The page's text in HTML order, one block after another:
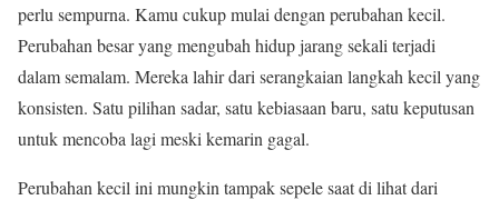
perlu sempurna. Kamu cukup mulai dengan perubahan kecil.
Perubahan besar yang mengubah hidup jarang sekali terjadi
dalam semalam. Mereka lahir dari serangkaian langkah kecil yang
konsisten. Satu pilihan sadar, satu kebiasaan baru, satu keputusan
untuk mencoba lagi meski kemarin gagal.
Perubahan kecil ini mungkin tampak sepele saat di lihat dari